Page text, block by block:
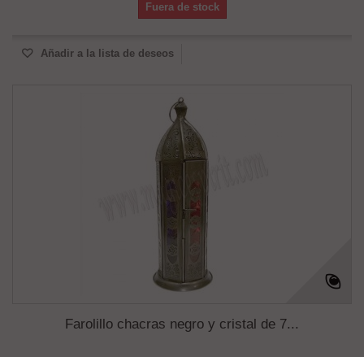
Fuera de stock
Añadir a la lista de deseos
Farolillo chacras negro y cristal de 7...